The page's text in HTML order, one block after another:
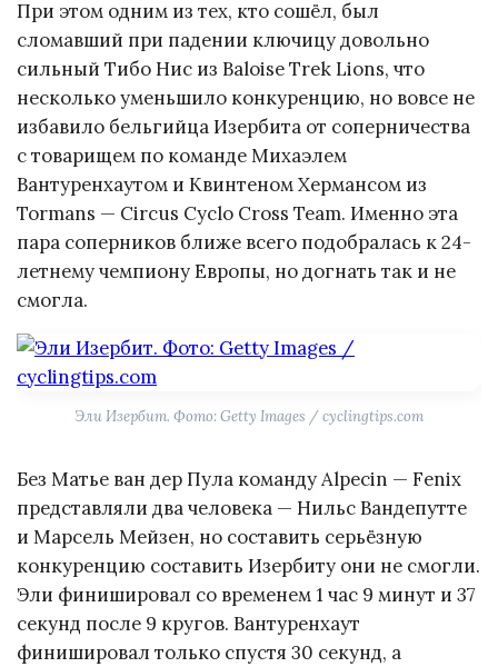
При этом одним из тех, кто сошёл, был
сломавший при падении ключицу довольно
сильный Тибо Нис из Baloise Trek Lions, что
несколько уменьшило конкуренцию, но вовсе не
избавило бельгийца Изербита от соперничества
с товарищем по команде Михаэлем
Вантуренхаутом и Квинтеном Хермансом из
Tormans — Circus Cyclo Cross Team. Именно эта
пара соперников ближе всего подобралась к 24-
летнему чемпиону Европы, но догнать так и не
смогла.
Эли Изербит. Фото: Getty Images / cyclingtips.com
Без Матье ван дер Пула команду Alpecin — Fenix
представляли два человека — Нильс Вандепутте
и Марсель Мейзен, но составить серьёзную
конкуренцию составить Изербиту они не смогли.
Эли финишировал со временем 1 час 9 минут и 37
секунд после 9 кругов. Вантуренхаут
финишировал только спустя 30 секунд, а